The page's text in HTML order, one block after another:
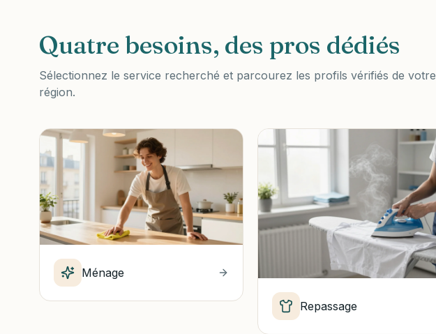
Quatre besoins, des pros dédiés
Sélectionnez le service recherché et parcourez les profils vérifiés de votre
région.
Ménage
Repassage